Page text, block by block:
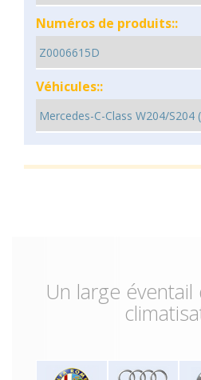
Numéros de produits::
Véhicules::
Un large